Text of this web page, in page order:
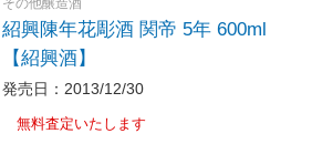
その他醸造酒
紹興陳年花彫酒 関帝 5年 600ml
【紹興酒】
発売日：2013/12/30
無料査定いたします